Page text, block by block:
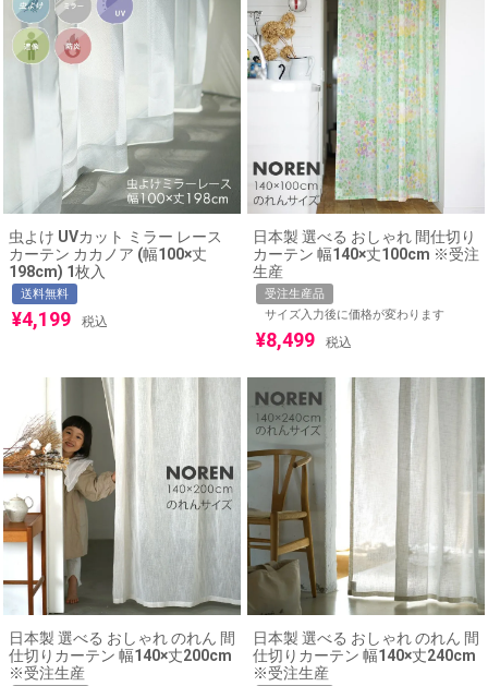
虫よけ UVカット ミラー レース
カーテン カカノア (幅100×丈
198cm) 1枚入
送料無料
¥4,199 税込
日本製 選べる おしゃれ 間仕切り
カーテン 幅140×丈100cm ※受注
生産
受注生産品
サイズ入力後に価格が変わります
¥8,499 税込
日本製 選べる おしゃれ のれん 間
仕切りカーテン 幅140×丈200cm
※受注生産
日本製 選べる おしゃれ のれん 間
仕切りカーテン 幅140×丈240cm
※受注生産